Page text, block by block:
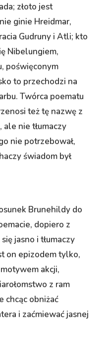
złoto jest
ginie Hreidmar,
Gudruny i Atli; kto
Nibelungiem,
poświęconym
to przechodzi na
Twórca poematu
też tę nazwę z
nie tłumaczy
nie potrzebował,
świadom był
Brunehildy do
dopiero z
jasno i tłumaczy
on epizodem tylko,
akcji,
z ram
chcąc obniżać
i zaćmiewać jasnej